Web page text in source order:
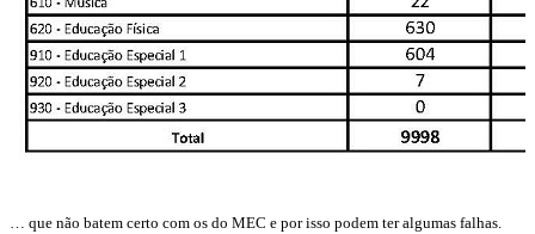
… que não batem certo com os do MEC e por isso podem ter algumas falhas.